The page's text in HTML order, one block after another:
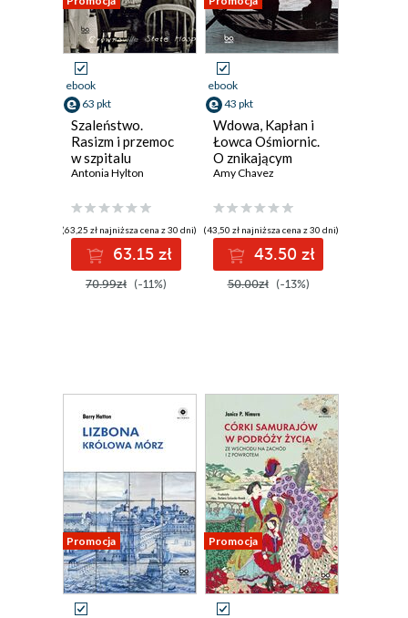
ebook
63 pkt
Szaleństwo.
Rasizm i przemoc
w szpitalu
psychiatrycznym w
Antonia Hylton
(63,25 zł najniższa cena z 30 dni)
63.15 zł
70.99zł (-11%)
ebook
43 pkt
Wdowa, Kapłan i
Łowca Ośmiornic.
O znikającym
świecie japońskiej
Amy Chavez
(43,50 zł najniższa cena z 30 dni)
43.50 zł
50.00zł (-13%)
Promocja Promocja